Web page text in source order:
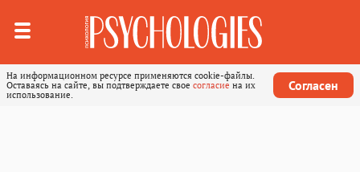
На информационном ресурсе применяются cookie-файлы.
Оставаясь на сайте, вы подтверждаете свое согласие на их
использование.
Согласен